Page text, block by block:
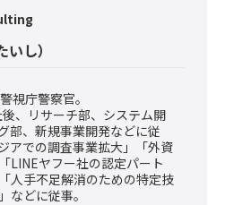
いし）
視庁警察官。
、リサーチ部、システム開
部、新規事業開発などに従
アでの調査事業拡大」「外資
LINEヤフー社の認定パート
人手不足解消のための特定技
などに従事。